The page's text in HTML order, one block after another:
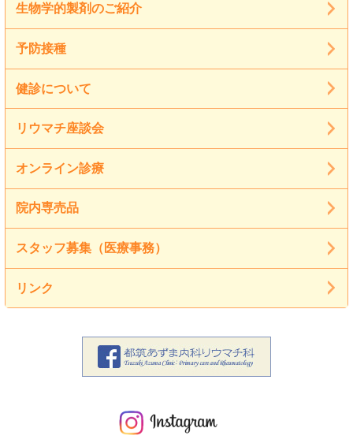
生物学的製剤のご紹介
予防接種
健診について
リウマチ座談会
オンライン診療
院内専売品
スタッフ募集（医療事務）
リンク